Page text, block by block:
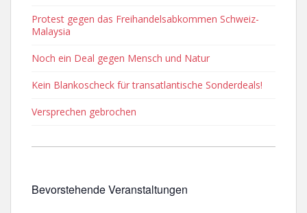
Protest gegen das Freihandelsabkommen Schweiz-
Malaysia
Noch ein Deal gegen Mensch und Natur
Kein Blankoscheck für transatlantische Sonderdeals!
Versprechen gebrochen
Bevorstehende Veranstaltungen